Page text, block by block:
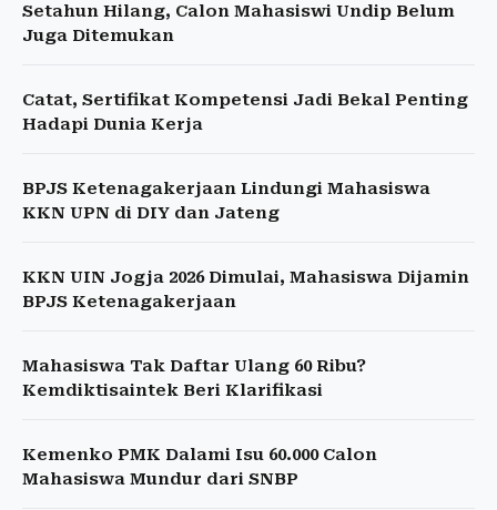
Setahun Hilang, Calon Mahasiswi Undip Belum
Juga Ditemukan
Catat, Sertifikat Kompetensi Jadi Bekal Penting
Hadapi Dunia Kerja
BPJS Ketenagakerjaan Lindungi Mahasiswa
KKN UPN di DIY dan Jateng
KKN UIN Jogja 2026 Dimulai, Mahasiswa Dijamin
BPJS Ketenagakerjaan
Mahasiswa Tak Daftar Ulang 60 Ribu?
Kemdiktisaintek Beri Klarifikasi
Kemenko PMK Dalami Isu 60.000 Calon
Mahasiswa Mundur dari SNBP